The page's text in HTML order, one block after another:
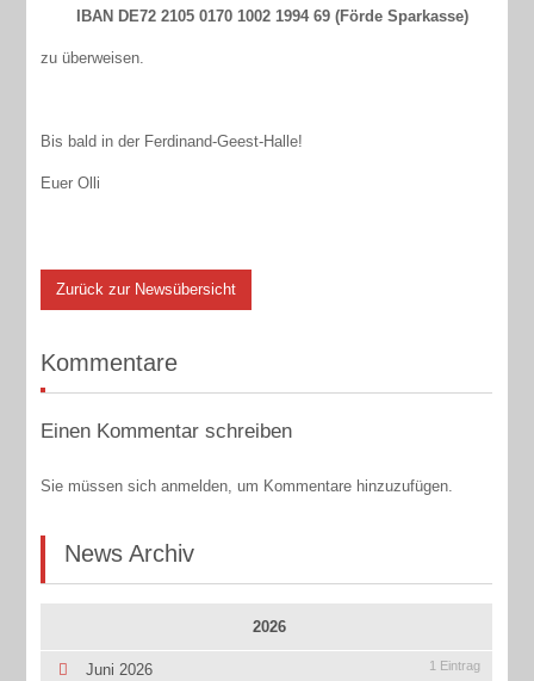
IBAN DE72 2105 0170 1002 1994 69 (Förde Sparkasse)
zu überweisen.
Bis bald in der Ferdinand-Geest-Halle!
Euer Olli
Zurück zur Newsübersicht
Kommentare
Einen Kommentar schreiben
Sie müssen sich anmelden, um Kommentare hinzuzufügen.
News Archiv
2026
Juni 2026 1 Eintrag